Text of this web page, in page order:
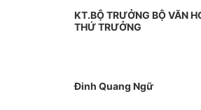
KT.BỘ TRƯỞNG BỘ VĂN
THỨ TRƯỞNG
Đinh Quang Ngữ